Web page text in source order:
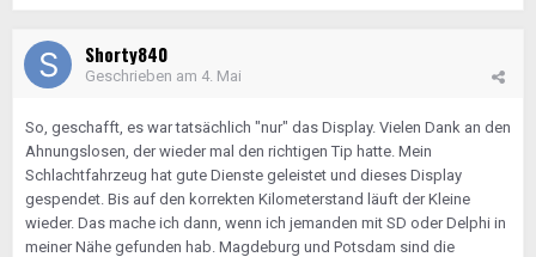
Shorty840
Geschrieben am 4. Mai
So, geschafft, es war tatsächlich "nur" das Display. Vielen Dank an den
Ahnungslosen, der wieder mal den richtigen Tip hatte. Mein
Schlachtfahrzeug hat gute Dienste geleistet und dieses Display
gespendet. Bis auf den korrekten Kilometerstand läuft der Kleine
wieder. Das mache ich dann, wenn ich jemanden mit SD oder Delphi in
meiner Nähe gefunden hab. Magdeburg und Potsdam sind die